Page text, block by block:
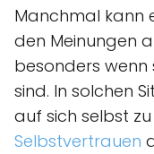
Manchmal kann
den Meinungen
besonders
sind. In solchen
auf sich selbst
Selbstvertrauen